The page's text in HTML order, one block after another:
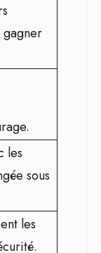
gagner
les
sous
les